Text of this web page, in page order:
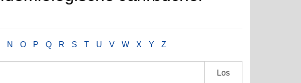
N O P Q R S T U V W X Y Z
Los